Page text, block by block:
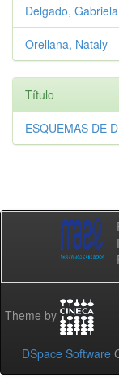
Delgado, Gabriela
Orellana, Nataly
Título
ESQUEMAS DE
Theme by
DSpace Software